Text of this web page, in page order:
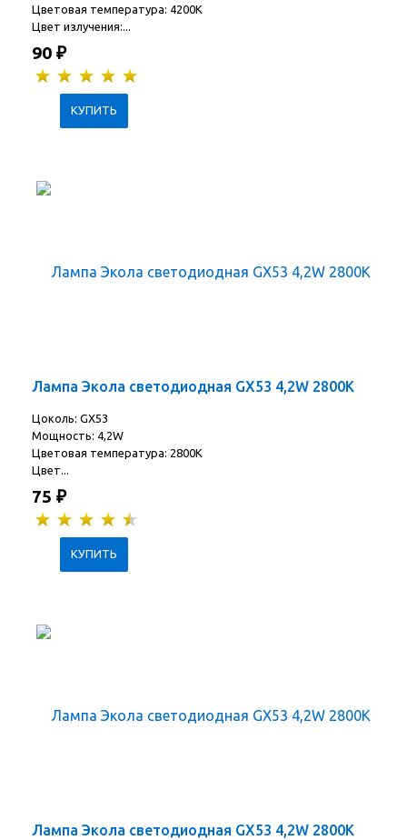
Цветовая температура: 4200K
Цвет излучения:...
90 ₽
Лампа Экола светодиодная GX53 4,2W 2800K
Цоколь: GX53
Мощность: 4,2W
Цветовая температура: 2800K
Цвет...
75 ₽
Лампа Экола светодиодная GX53 4,2W 2800K